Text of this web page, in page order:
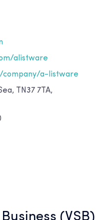
alistware
company/a-listware
TN37 7TA,
(VSB)